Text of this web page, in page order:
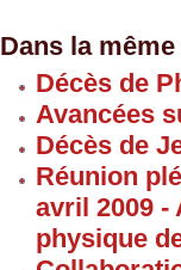
Dans la
Décès de
Avancées
Décès de
Réunion
avril 2009 -
physique